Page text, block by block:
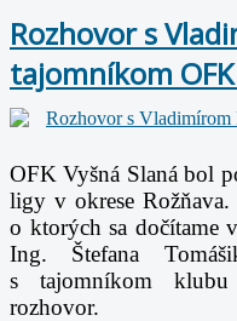
Rozhovor s
tajomníkom
OFK Vyšná Slaná bol
ligy v okrese
o ktorých sa dočítame
Ing. Štefana
s tajomníkom
rozhovor.